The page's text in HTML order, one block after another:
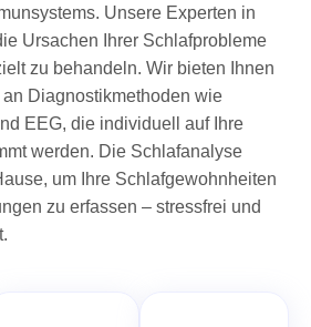
Unsere Experten in
Ursachen Ihrer Schlafprobleme
zu behandeln. Wir bieten Ihnen
Diagnostikmethoden wie
EEG, die individuell auf Ihre
werden. Die Schlafanalyse
um Ihre Schlafgewohnheiten
zu erfassen – stressfrei und